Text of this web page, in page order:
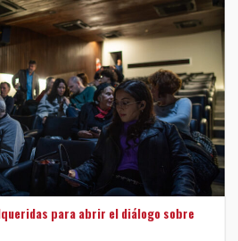
para abrir el diálogo sobre